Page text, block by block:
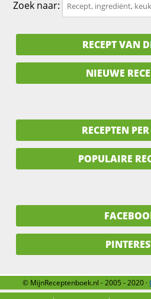
Zoek naar:
RECEPT VAN
NIEUWE
RECEPTEN
POPULAIRE
© MijnReceptenboek.nl - 2005 - 2020 ·